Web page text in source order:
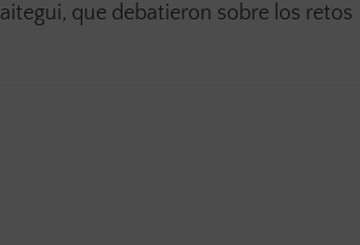
que debatieron sobre los retos